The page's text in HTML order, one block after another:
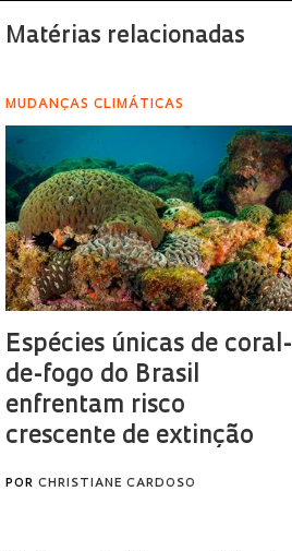
Matérias relacionadas
MUDANÇAS CLIMÁTICAS
Espécies únicas de coral-
de-fogo do Brasil
enfrentam risco
crescente de extinção
POR CHRISTIANE CARDOSO